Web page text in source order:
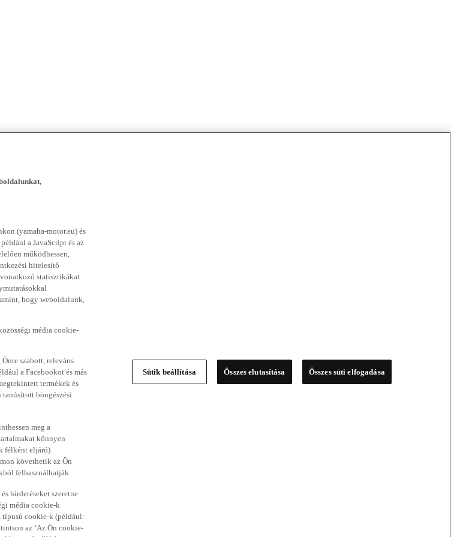
(yamaha-motor.eu) és
a JavaScript és az
működhessen,
hitelesítő
statisztikákat
hogy weboldalunk,
média cookie-
szabott, releváns
a Facebookot és más
termékek és
böngészési
meg a
könnyen
félként eljáró)
követhetik az Ön
felhasználhatják.
hirdetéseket szeretne
média cookie-k
típusú cookie-k (például:
az ‘Az Ön cookie-
Sütik beállítása Összes elutasítása Összes süti elfogadása